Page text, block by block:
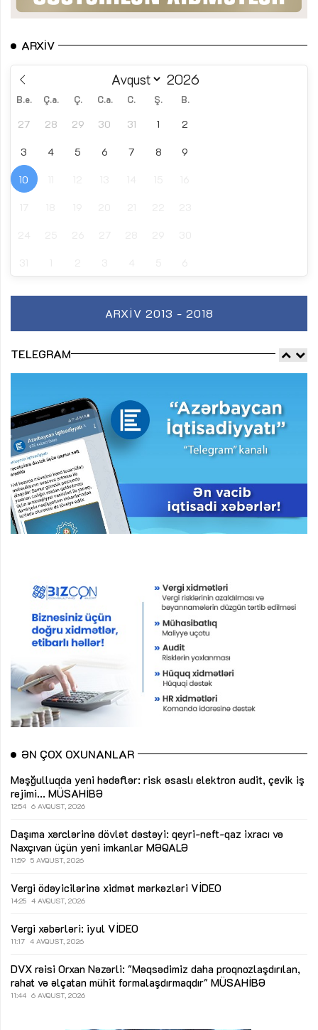
ARXIV
B.e. Ç.a. Ç. C.a. C. Ş. B.
27 28 29 30 31 1 2
3 4 5 6 7 8 9
10
ARXIV 2013 - 2018
TELEGRAM
ƏN ÇOX OXUNANLAR
Məşğulluqda yeni hədəflər: risk əsaslı elektron audit, çevik iş
rejimi... MÜSAHİBƏ
12:54 6 AVQUST, 2026
Daşıma xərclərinə dövlət dəstəyi: qeyri-neft-qaz ixracı və
Naxçıvan üçün yeni imkanlar MƏQALƏ
11:59 5 AVQUST, 2026
Vergi ödəyicilərinə xidmət mərkəzləri VİDEO
14:25 4 AVQUST, 2026
Vergi xəbərləri: iyul VİDEO
11:17 4 AVQUST, 2026
DVX rəisi Orxan Nəzərli: "Məqsədimiz daha proqnozlaşdırılan,
rahat və əlçatan mühit formalaşdırmaqdır" MÜSAHİBƏ
11:44 6 AVQUST, 2026